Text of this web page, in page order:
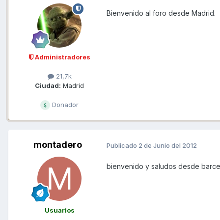
Administradores
21,7k
Ciudad: Madrid
Donador
Bienvenido al foro desde Madrid.
montadero
Usuarios
Publicado 2 de Junio del 2012
bienvenido y saludos desde